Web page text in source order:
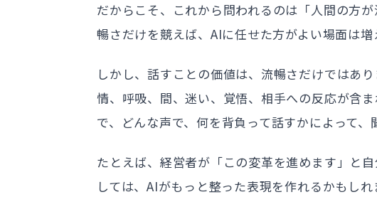
だからこそ、これから問われるのは「人間の方
暢さだけを競えば、AIに任せた方がよい場面は増
しかし、話すことの価値は、流暢さだけではあ
情、呼吸、間、迷い、覚悟、相手への反応が含
で、どんな声で、何を背負って話すかによって、
たとえば、経営者が「この変革を進めます」と
しては、AIがもっと整った表現を作れるかもし